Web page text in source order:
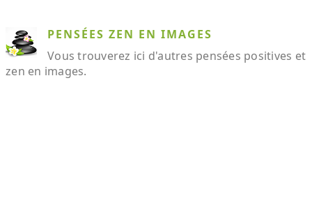
PENSÉES ZEN EN IMAGES
Vous trouverez ici d'autres pensées positives et
zen en images.